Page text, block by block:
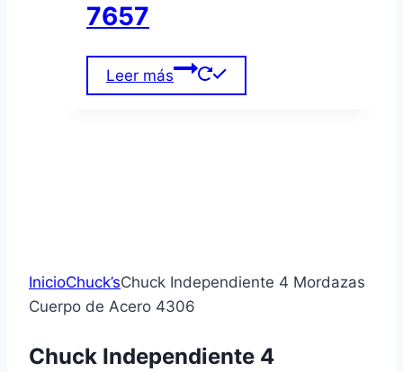
7657
Leer más
InicioChuck’sChuck Independiente 4 Mordazas
Cuerpo de Acero 4306
Chuck Independiente 4